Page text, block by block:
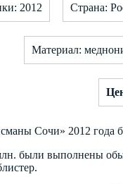
2012 Страна:
Материал:
Сочи» 2012 года
были выполнены